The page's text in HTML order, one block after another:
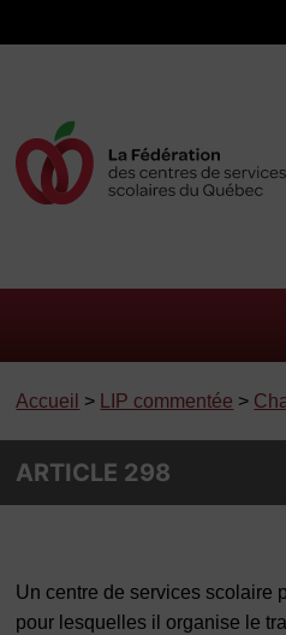
Accueil > LIP commentée >
ARTICLE 298
Un centre de services scolaire
pour lesquelles il organise le